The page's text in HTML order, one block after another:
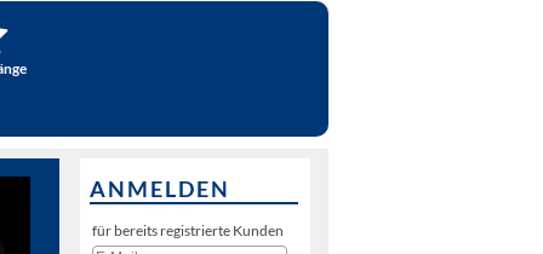
ANMELDEN
für bereits registrierte Kunden